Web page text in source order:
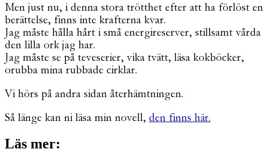
Men just nu, i denna stora trötthet efter att ha förlöst en
berättelse, finns inte krafterna kvar.
Jag måste hålla hårt i små energireserver, stillsamt vårda
den lilla ork jag har.
Jag måste se på teveserier, vika tvätt, läsa kokböcker,
orubba mina rubbade cirklar.
Vi hörs på andra sidan återhämtningen.
Så länge kan ni läsa min novell, den finns här.
Läs mer: